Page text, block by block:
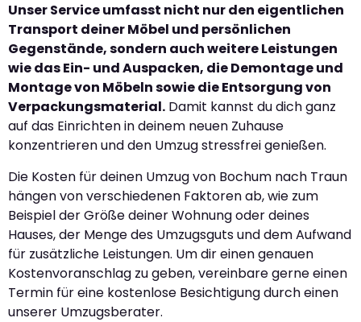
Unser Service umfasst nicht nur den eigentlichen
Transport deiner Möbel und persönlichen
Gegenstände, sondern auch weitere Leistungen
wie das Ein- und Auspacken, die Demontage und
Montage von Möbeln sowie die Entsorgung von
Verpackungsmaterial. Damit kannst du dich ganz
auf das Einrichten in deinem neuen Zuhause
konzentrieren und den Umzug stressfrei genießen.
Die Kosten für deinen Umzug von Bochum nach Traun
hängen von verschiedenen Faktoren ab, wie zum
Beispiel der Größe deiner Wohnung oder deines
Hauses, der Menge des Umzugsguts und dem Aufwand
für zusätzliche Leistungen. Um dir einen genauen
Kostenvoranschlag zu geben, vereinbare gerne einen
Termin für eine kostenlose Besichtigung durch einen
unserer Umzugsberater.